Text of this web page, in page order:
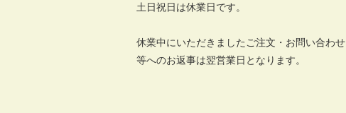
土日祝日は休業日です。
休業中にいただきましたご注文・お問い合わせ
等へのお返事は翌営業日となります。